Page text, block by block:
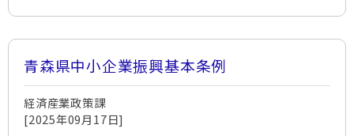
青森県中小企業振興基本条例
経済産業政策課
[2025年09月17日]